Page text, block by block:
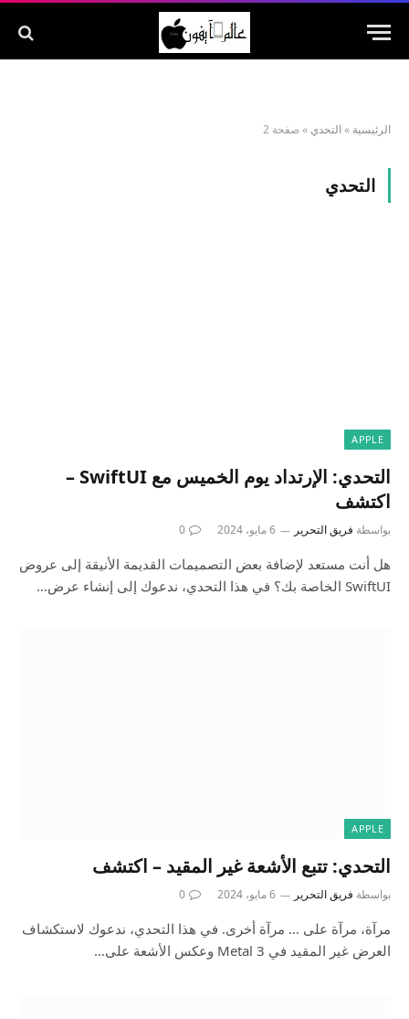
الرئيسية »التحدي »صفحة 2
التحدي
APPLE
التحدي: الإرتداد يوم الخميس مع SwiftUI –
اكتشف
بواسطة فريق التحرير 6 مايو، 2024 0
هل أنت مستعد لإضافة بعض التصميمات القديمة الأنيقة إلى عروض
SwiftUI الخاصة بك؟ في هذا التحدي، ندعوك إلى إنشاء عرض…
APPLE
التحدي: تتبع الأشعة غير المقيد – اكتشف
بواسطة فريق التحرير 6 مايو، 2024 0
مرآة، مرآة على … مرآة أخرى. في هذا التحدي، ندعوك لاستكشاف
العرض غير المقيد في Metal 3 وعكس الأشعة على…